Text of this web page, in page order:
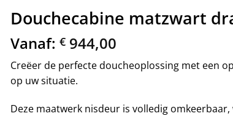
Douchecabine matzwart
Vanaf: € 944,00
Creëer de perfecte doucheoplossing met een
op uw situatie.
Deze maatwerk nisdeur is volledig